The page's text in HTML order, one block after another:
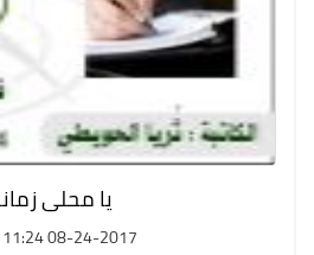
يا محلى
08-24-2017 11:24 مساءً